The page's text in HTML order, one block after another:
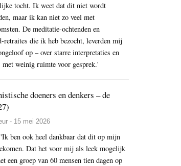
tocht. Ik weet dat dit niet wordt
maar ik kan niet zo veel met
De meditatie-ochtenden en
retraites die ik heb bezocht, leverden mij
op – over starre interpretaties en
met weinig ruimte voor gesprek.'
doeners en denkers – de
- 15 mei 2026
ben ook heel dankbaar dat dit op mijn
Dat het voor mij als leek mogelijk
een groep van 60 mensen tien dagen op